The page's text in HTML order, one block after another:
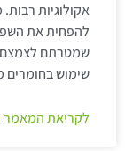
אקולוגיות
להפחית את
שמטרתם לצמצם
שימוש בחומרים
לקריאת המאמר